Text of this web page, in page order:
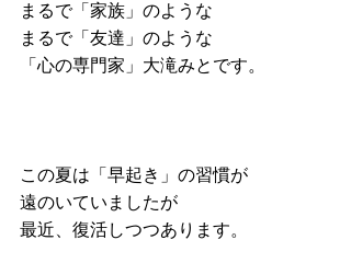
まるで「家族」のような
まるで「友達」のような
「心の専門家」大滝みとです。
この夏は「早起き」の習慣が
遠のいていましたが
最近、復活しつつあります。